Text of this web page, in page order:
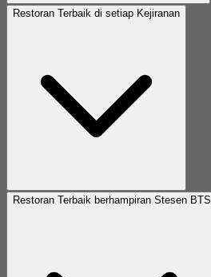
Restoran Terbaik di setiap Kejiranan
Restoran Terbaik berhampiran Stesen BTS